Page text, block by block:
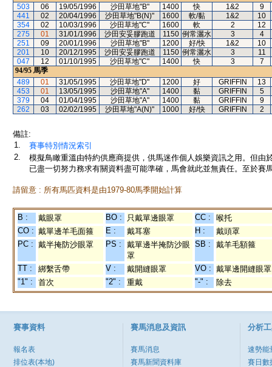
503
06 19/05/1996 沙田草地"B" 1400 快 1&2
9
441
02 20/04/1996 沙田草地"B(N)" 1600 軟/黏 1&2
10
354
02 10/03/1996 沙田草地"C" 1600 軟 2
12
275
01 31/01/1996 沙田安妥膠跑道 1150 例常灑水 3
4
251
09 20/01/1996 沙田草地"B" 1200 好/快 1&2
10
201
10 20/12/1995 沙田安妥膠跑道 1150 例常灑水 3
11
047
12 01/10/1995 沙田草地"C" 1400 快 3
7
94/95 馬季
489
01 31/05/1995 沙田草地"D" 1200 好 GRIFFIN
13
453
01 13/05/1995 沙田草地"A" 1400 黏 GRIFFIN
5
379
04 01/04/1995 沙田草地"A" 1400 黏 GRIFFIN
9
262
03 02/02/1995 沙田草地"A(N)" 1000 好/快 GRIFFIN 2
備註:
1.
賽事特別情況索引
2.
模擬鳥瞰重溫由特約供應商提供，供馬迷作個人娛樂資訊之用。但
已盡一切努力務求有關資料盡可能準確，馬會就此並無責任。至於賽
請留意 : 所有馬匹資料是由1979-80馬季開始計算
B : 戴眼罩 BO : 只戴單邊眼罩 CC :
喉托
CO : 戴單邊羊毛面箍 E : 戴耳塞 H :
戴頭罩
PC : 戴半掩防沙眼罩 PS :
戴單邊半掩防沙眼
罩
SB : 戴羊毛額箍
TT : 綁繫舌帶 V : 戴開縫眼罩 VO : 戴單邊開縫眼罩
"1" :
首次 "2" : 重戴 "-" : 除去
賽事資料
報名表
排位表(本地)
賽馬消息及資訊
賽馬消息
賽馬新聞資料庫
分析
速勢能
賽日數